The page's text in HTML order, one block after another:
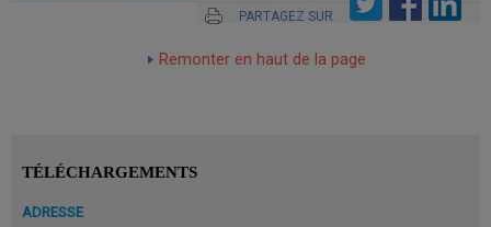
PARTAGEZ SUR
Remonter en haut de la page
TÉLÉCHARGEMENTS
ADRESSE